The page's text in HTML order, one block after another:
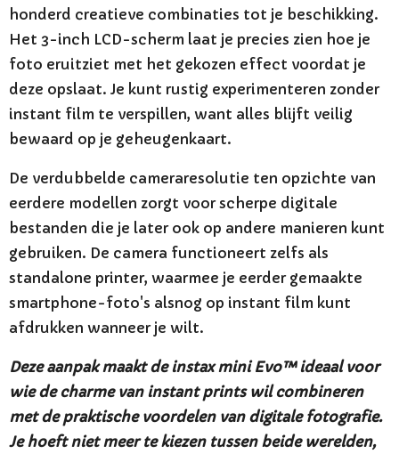
honderd creatieve combinaties tot je beschikking.
Het 3-inch LCD-scherm laat je precies zien hoe je
foto eruitziet met het gekozen effect voordat je
deze opslaat. Je kunt rustig experimenteren zonder
instant film te verspillen, want alles blijft veilig
bewaard op je geheugenkaart.
De verdubbelde cameraresolutie ten opzichte van
eerdere modellen zorgt voor scherpe digitale
bestanden die je later ook op andere manieren kunt
gebruiken. De camera functioneert zelfs als
standalone printer, waarmee je eerder gemaakte
smartphone-foto's alsnog op instant film kunt
afdrukken wanneer je wilt.
Deze aanpak maakt de instax mini Evo™ ideaal voor
wie de charme van instant prints wil combineren
met de praktische voordelen van digitale fotografie.
Je hoeft niet meer te kiezen tussen beide werelden,